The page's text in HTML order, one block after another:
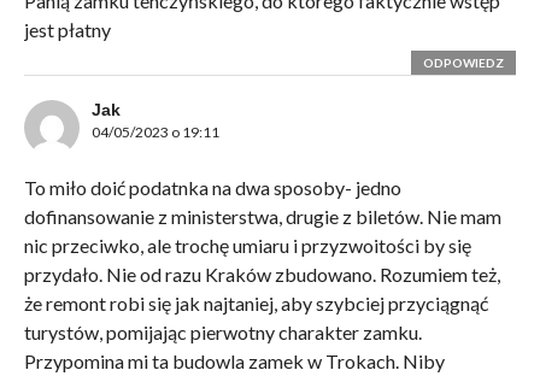
jest płatny
ODPOWIEDZ
Jak
04/05/2023 o 19:11
To miło doić podatnka na dwa sposoby- jedno
dofinansowanie z ministerstwa, drugie z biletów. Nie mam
nic przeciwko, ale trochę umiaru i przyzwoitości by się
przydało. Nie od razu Kraków zbudowano. Rozumiem też,
że remont robi się jak najtaniej, aby szybciej przyciągnąć
turystów, pomijając pierwotny charakter zamku.
Przypomina mi ta budowla zamek w Trokach. Niby